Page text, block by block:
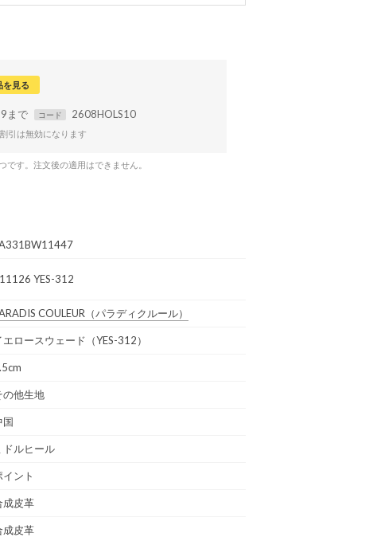
を見る
まで コード 2608HOLS10
引は無効になります
す。注文後の適用はできません。
YES-312
COULEUR （パラディクルール）
エロースウェード（YES-312）
の他生地
国
ドルヒール
イント
成皮革
成皮革